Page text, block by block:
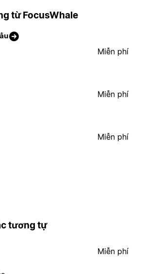
từ FocusWhale
Miễn phí
Miễn phí
Miễn phí
tương tự
Miễn phí